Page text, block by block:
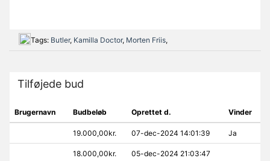
Tags: Butler, Kamilla Doctor, Morten Friis,
Tilføjede bud
Brugernavn Budbeløb Oprettet d. Vinder
19.000,00kr. 07-dec-2024 14:01:39 Ja
18.000,00kr. 05-dec-2024 21:03:47